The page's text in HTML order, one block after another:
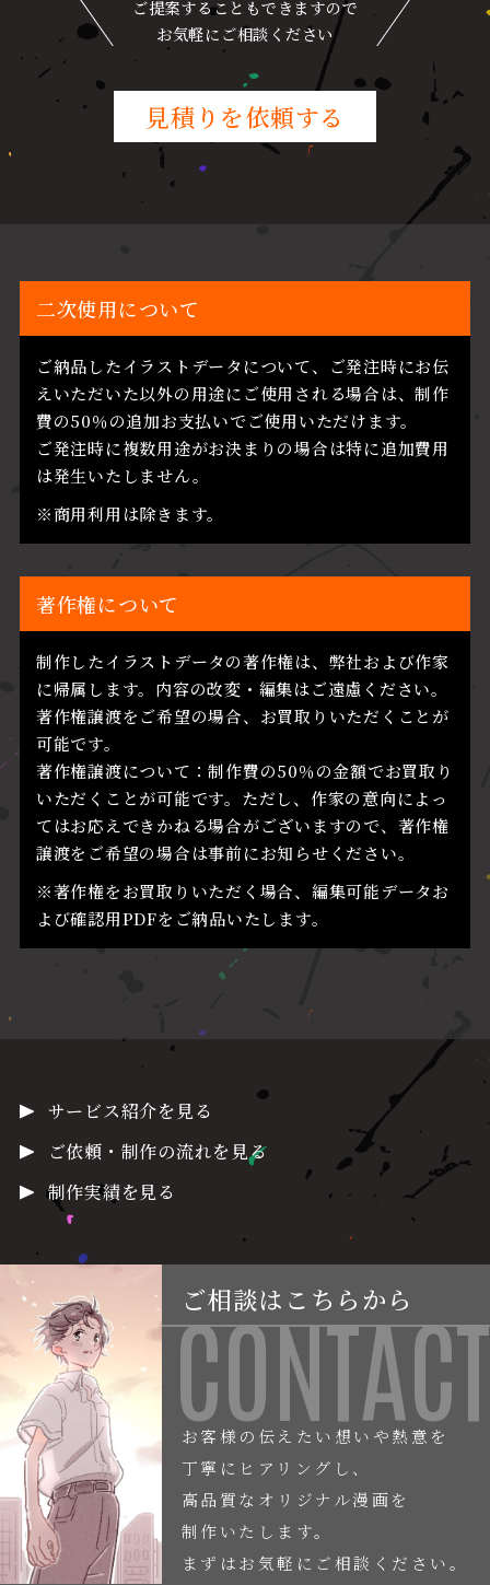
ご提案することもできますので
お気軽にご相談ください
見積りを依頼する
二次使用について
ご納品したイラストデータについて、ご発注時にお伝
えいただいた以外の用途にご使用される場合は、制作
費の50％の追加お支払いでご使用いただけます。
ご発注時に複数用途がお決まりの場合は特に追加費用
は発生いたしません。
※商用利用は除きます。
著作権について
制作したイラストデータの著作権は、弊社および作家
に帰属します。内容の改変・編集はご遠慮ください。
著作権譲渡をご希望の場合、お買取りいただくことが
可能です。
著作権譲渡について：制作費の50％の金額でお買取り
いただくことが可能です。ただし、作家の意向によっ
てはお応えできかねる場合がございますので、著作権
譲渡をご希望の場合は事前にお知らせください。
※著作権をお買取りいただく場合、編集可能データお
よび確認用PDFをご納品いたします。
サービス紹介を見る
ご依頼・制作の流れを見る
制作実績を見る
CONTACT
ご相談はこちらから
お客様の伝えたい想いや熱意を
丁寧にヒアリングし、
高品質なオリジナル漫画を
制作いたします。
まずはお気軽にご相談ください。